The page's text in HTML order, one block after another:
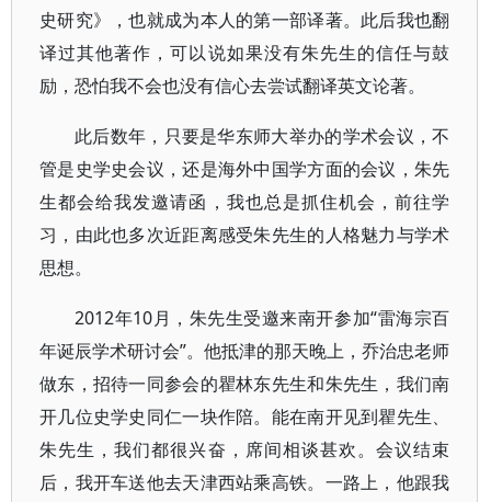
史研究》，也就成为本人的第一部译著。此后我也翻
译过其他著作，可以说如果没有朱先生的信任与鼓
励，恐怕我不会也没有信心去尝试翻译英文论著。
此后数年，只要是华东师大举办的学术会议，不
管是史学史会议，还是海外中国学方面的会议，朱先
生都会给我发邀请函，我也总是抓住机会，前往学
习，由此也多次近距离感受朱先生的人格魅力与学术
思想。
2012年10月，朱先生受邀来南开参加“雷海宗百
年诞辰学术研讨会”。他抵津的那天晚上，乔治忠老师
做东，招待一同参会的瞿林东先生和朱先生，我们南
开几位史学史同仁一块作陪。能在南开见到瞿先生、
朱先生，我们都很兴奋，席间相谈甚欢。会议结束
后，我开车送他去天津西站乘高铁。一路上，他跟我